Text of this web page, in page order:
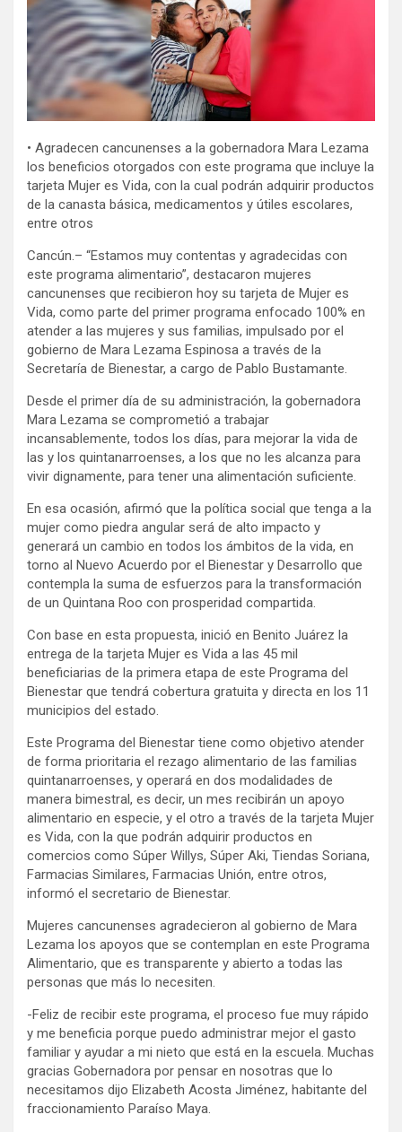
• Agradecen cancunenses a la gobernadora Mara Lezama
los beneficios otorgados con este programa que incluye la
tarjeta Mujer es Vida, con la cual podrán adquirir productos
de la canasta básica, medicamentos y útiles escolares,
entre otros
Cancún.– “Estamos muy contentas y agradecidas con
este programa alimentario”, destacaron mujeres
cancunenses que recibieron hoy su tarjeta de Mujer es
Vida, como parte del primer programa enfocado 100% en
atender a las mujeres y sus familias, impulsado por el
gobierno de Mara Lezama Espinosa a través de la
Secretaría de Bienestar, a cargo de Pablo Bustamante.
Desde el primer día de su administración, la gobernadora
Mara Lezama se comprometió a trabajar
incansablemente, todos los días, para mejorar la vida de
las y los quintanarroenses, a los que no les alcanza para
vivir dignamente, para tener una alimentación suficiente.
En esa ocasión, afirmó que la política social que tenga a la
mujer como piedra angular será de alto impacto y
generará un cambio en todos los ámbitos de la vida, en
torno al Nuevo Acuerdo por el Bienestar y Desarrollo que
contempla la suma de esfuerzos para la transformación
de un Quintana Roo con prosperidad compartida.
Con base en esta propuesta, inició en Benito Juárez la
entrega de la tarjeta Mujer es Vida a las 45 mil
beneficiarias de la primera etapa de este Programa del
Bienestar que tendrá cobertura gratuita y directa en los 11
municipios del estado.
Este Programa del Bienestar tiene como objetivo atender
de forma prioritaria el rezago alimentario de las familias
quintanarroenses, y operará en dos modalidades de
manera bimestral, es decir, un mes recibirán un apoyo
alimentario en especie, y el otro a través de la tarjeta Mujer
es Vida, con la que podrán adquirir productos en
comercios como Súper Willys, Súper Aki, Tiendas Soriana,
Farmacias Similares, Farmacias Unión, entre otros,
informó el secretario de Bienestar.
Mujeres cancunenses agradecieron al gobierno de Mara
Lezama los apoyos que se contemplan en este Programa
Alimentario, que es transparente y abierto a todas las
personas que más lo necesiten.
-Feliz de recibir este programa, el proceso fue muy rápido
y me beneficia porque puedo administrar mejor el gasto
familiar y ayudar a mi nieto que está en la escuela. Muchas
gracias Gobernadora por pensar en nosotras que lo
necesitamos dijo Elizabeth Acosta Jiménez, habitante del
fraccionamiento Paraíso Maya.